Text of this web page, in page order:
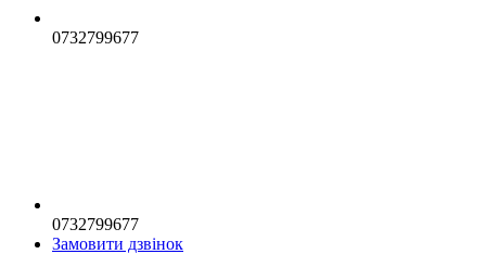
0732799677
0732799677
Замовити дзвінок